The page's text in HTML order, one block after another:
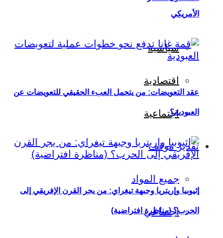
سياسية
اقتصادية
اجتماعية
تقدير موقف
جميع المواد
اجتماعي
الأمريكي
عقد التعويضات: من يتحمل العبء الحقيقي للتعويضات عن
العبودية؟
إثيوبيا وإريتريا وجبهة تيغراي: من يجر القرن الإفريقي إلى
الحرب؟ (مناظرة افتراضية)